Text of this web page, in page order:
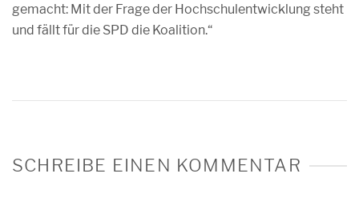
gemacht: Mit der Frage der Hochschulentwicklung steht
und fällt für die SPD die Koalition.“
SCHREIBE EINEN KOMMENTAR